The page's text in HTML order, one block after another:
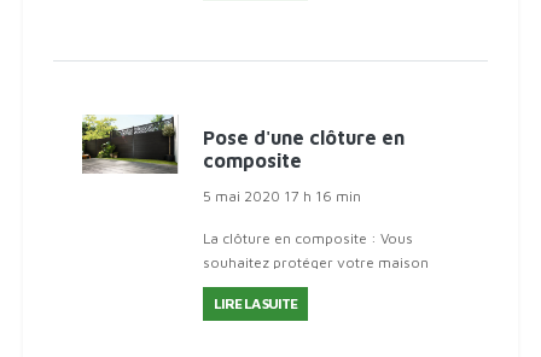
Pose d'une clôture en
composite
5 mai 2020 17 h 16 min
La clôture en composite : Vous
souhaitez protéger votre maison
mais tout en ajoutant une touche
de modernité à votre extérieur. La
LIRE LA SUITE